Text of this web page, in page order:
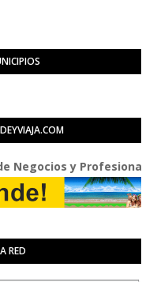
y Profesionales
RED